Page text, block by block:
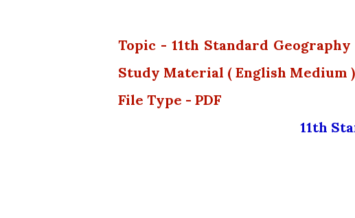
Topic - 11th Standard
Study Material ( English Medium )
File Type - PDF
11th